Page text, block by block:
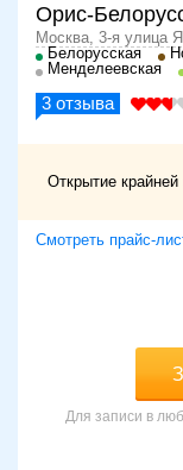
Орис-
Москва, 3-я улица
Белорусская
Менделеевская
3 отзыва
Открытие крайней
Смотреть прайс-
Для записи в